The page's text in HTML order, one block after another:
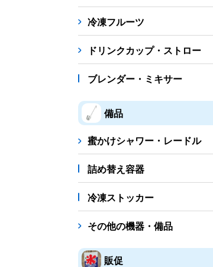
冷凍フルーツ
ドリンクカップ・ストロー
ブレンダー・ミキサー
備品
蜜かけシャワー・レードル
詰め替え容器
冷凍ストッカー
その他の機器・備品
販促